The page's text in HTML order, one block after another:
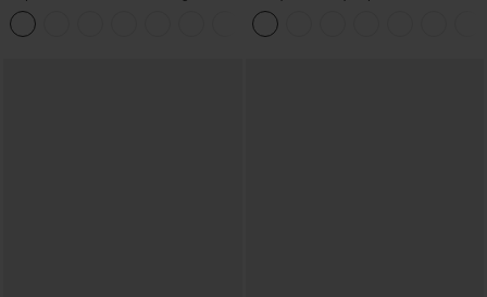
mit Gesäßtasche und Seitentasche-
längere Länge
geschnittene 2-in-1 InstantCool Yoga-
Shorts 7" mit Taschen